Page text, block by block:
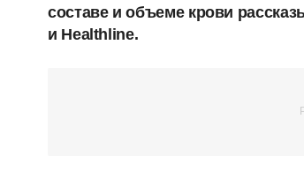
составе и объеме крови
и Healthline.